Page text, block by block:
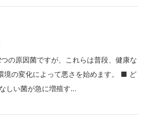
の原因菌ですが、これらは普段、健康な
境の変化によって悪さを始めます。 ■ ど
しい菌が急に増殖す…